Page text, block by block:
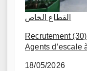
القطاع الخاص
Recrutement
Agents d’escale
18/05/2026